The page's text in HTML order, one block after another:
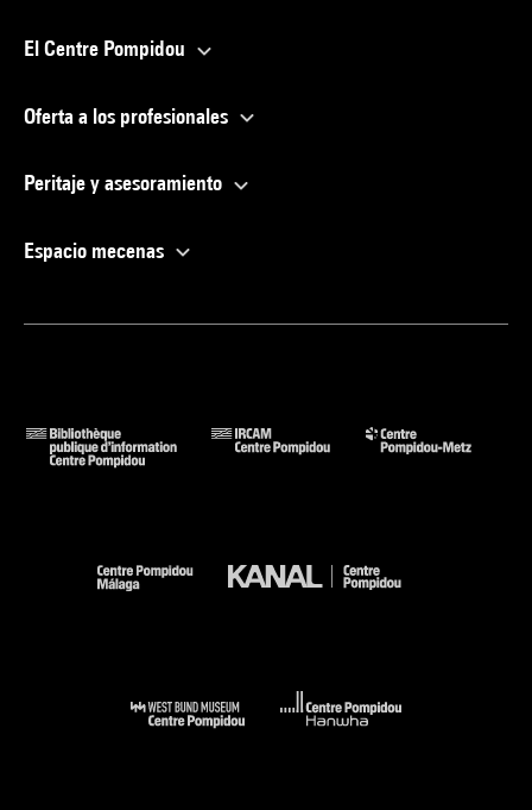
El Centre Pompidou
Oferta a los profesionales
Peritaje y asesoramiento
Espacio mecenas